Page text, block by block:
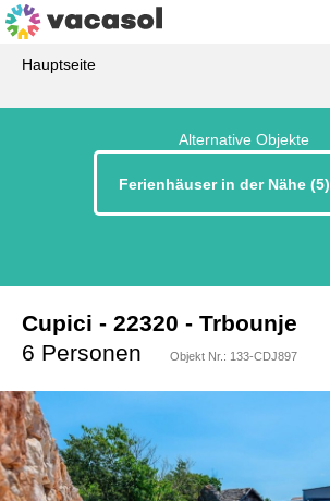
Hauptseite
Alternative Objekte
Ferienhäuser in der Nähe (5)
Cupici
- Drnis - Trbounje
- 22320 - Trbounje
6 Personen
Objekt Nr.: 133-CDJ897